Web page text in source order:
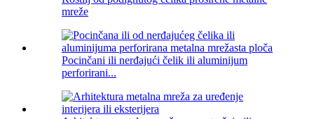
mreže
Pocinčani ili nerđajući čelik ili aluminijum
perforirani...